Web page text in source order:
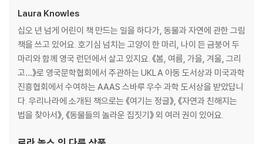
Laura Knowles
십오 년 넘게 어린이 책 만드는 일을 하다가, 동물과 자연에 관한 그림
책을 쓰고 있어요. 호기심 넘치는 고양이 한 마리, 나이 든 금붕어 두
마리와 함께 영국 런던에서 살고 있지요. 《봄, 여름, 가을, 겨울, 그리
고…》로 영국문학협회에서 주관하는 UKLA 아동 도서상과 미국과학
진흥협회에서 수여하는 AAAS 스바루 우수 과학 도서상을 받았답니
다. 우리나라에 소개된 책으로는 《여기는 정글》, 《자연과 친해지는
법을 찾아서》, 《동물들의 놀라운 집짓기》 외 여러 권이 있어요.